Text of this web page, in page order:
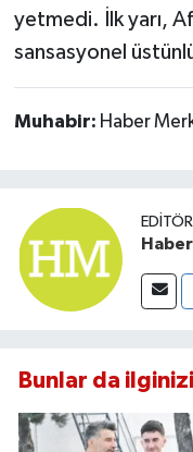
yetmedi. İlk yarı,
sansasyonel
Muhabir: Haber
EDITÖR
Bunlar da